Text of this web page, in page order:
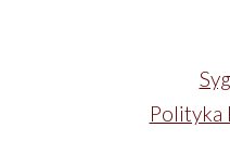
Polityka